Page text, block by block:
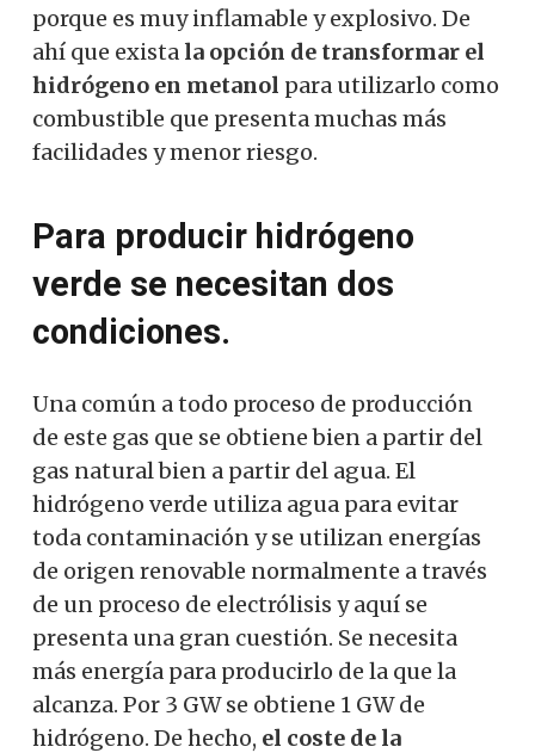
porque es muy inflamable y explosivo. De
ahí que exista la opción de transformar el
hidrógeno en metanol para utilizarlo como
combustible que presenta muchas más
facilidades y menor riesgo.
Para producir hidrógeno
verde se necesitan dos
condiciones.
Una común a todo proceso de producción
de este gas que se obtiene bien a partir del
gas natural bien a partir del agua. El
hidrógeno verde utiliza agua para evitar
toda contaminación y se utilizan energías
de origen renovable normalmente a través
de un proceso de electrólisis y aquí se
presenta una gran cuestión. Se necesita
más energía para producirlo de la que la
alcanza. Por 3 GW se obtiene 1 GW de
hidrógeno. De hecho, el coste de la